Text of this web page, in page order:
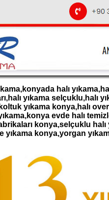
halı
yıkama selçuklu,halı
yıkama konya,halı
evde halı
konya,selçuklu
yıkama konya,yorgan